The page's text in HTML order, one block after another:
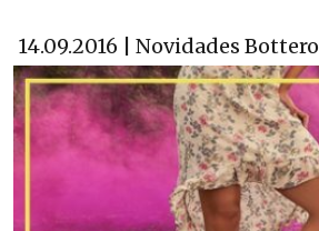
14.09.2016 | Novidades Bottero